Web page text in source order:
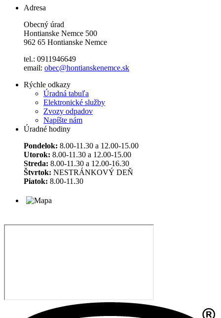
Adresa
Obecný úrad
Hontianske Nemce 500
962 65 Hontianske Nemce
tel.: 0911946649
email: obec@hontianskenemce.sk
Rýchle odkazy
Úradná tabuľa
Elektronické služby
Zvozy odpadov
Napíšte nám
Úradné hodiny
Pondelok: 8.00-11.30 a 12.00-15.00
Utorok: 8.00-11.30 a 12.00-15.00
Streda: 8.00-11.30 a 12.00-16.30
Štvrtok: NESTRÁNKOVÝ DEŇ
Piatok: 8.00-11.30